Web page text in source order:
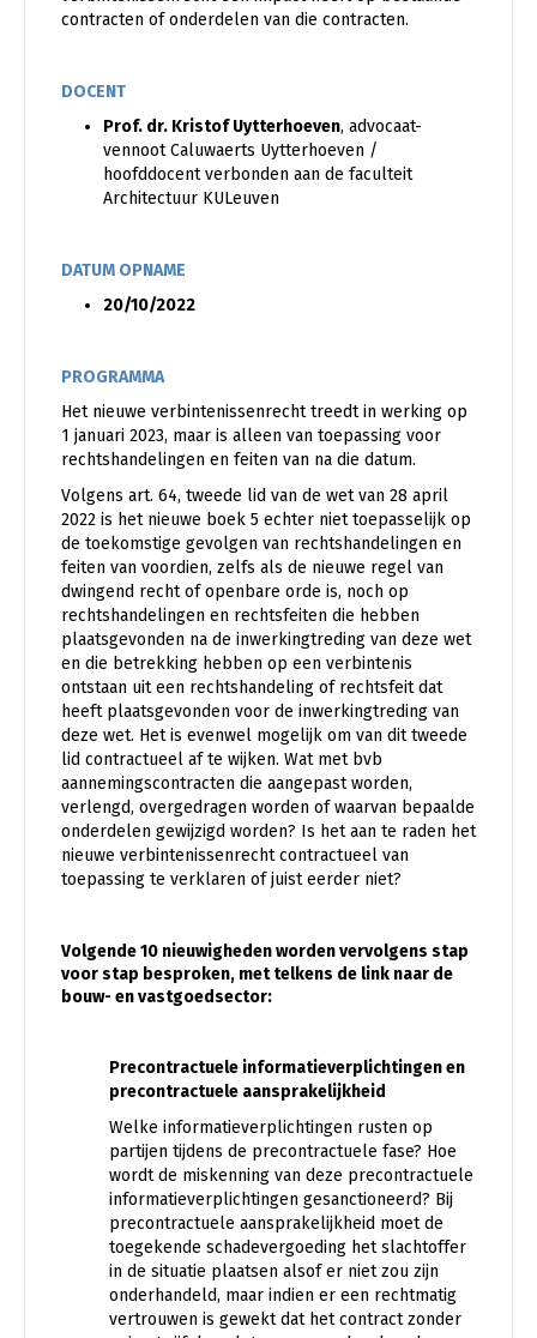
contracten of onderdelen van die contracten.
DOCENT
Prof. dr. Kristof Uytterhoeven, advocaat-
vennoot Caluwaerts Uytterhoeven /
hoofddocent verbonden aan de faculteit
Architectuur KULeuven
DATUM OPNAME
20/10/2022
PROGRAMMA
Het nieuwe verbintenissenrecht treedt in werking op
1 januari 2023, maar is alleen van toepassing voor
rechtshandelingen en feiten van na die datum.
Volgens art. 64, tweede lid van de wet van 28 april
2022 is het nieuwe boek 5 echter niet toepasselijk op
de toekomstige gevolgen van rechtshandelingen en
feiten van voordien, zelfs als de nieuwe regel van
dwingend recht of openbare orde is, noch op
rechtshandelingen en rechtsfeiten die hebben
plaatsgevonden na de inwerkingtreding van deze wet
en die betrekking hebben op een verbintenis
ontstaan uit een rechtshandeling of rechtsfeit dat
heeft plaatsgevonden voor de inwerkingtreding van
deze wet. Het is evenwel mogelijk om van dit tweede
lid contractueel af te wijken. Wat met bvb
aannemingscontracten die aangepast worden,
verlengd, overgedragen worden of waarvan bepaalde
onderdelen gewijzigd worden? Is het aan te raden het
nieuwe verbintenissenrecht contractueel van
toepassing te verklaren of juist eerder niet?
Volgende 10 nieuwigheden worden vervolgens stap
voor stap besproken, met telkens de link naar de
bouw- en vastgoedsector:
Precontractuele informatieverplichtingen en
precontractuele aansprakelijkheid
Welke informatieverplichtingen rusten op
partijen tijdens de precontractuele fase? Hoe
wordt de miskenning van deze precontractuele
informatieverplichtingen gesanctioneerd? Bij
precontractuele aansprakelijkheid moet de
toegekende schadevergoeding het slachtoffer
in de situatie plaatsen alsof er niet zou zijn
onderhandeld, maar indien er een rechtmatig
vertrouwen is gewekt dat het contract zonder